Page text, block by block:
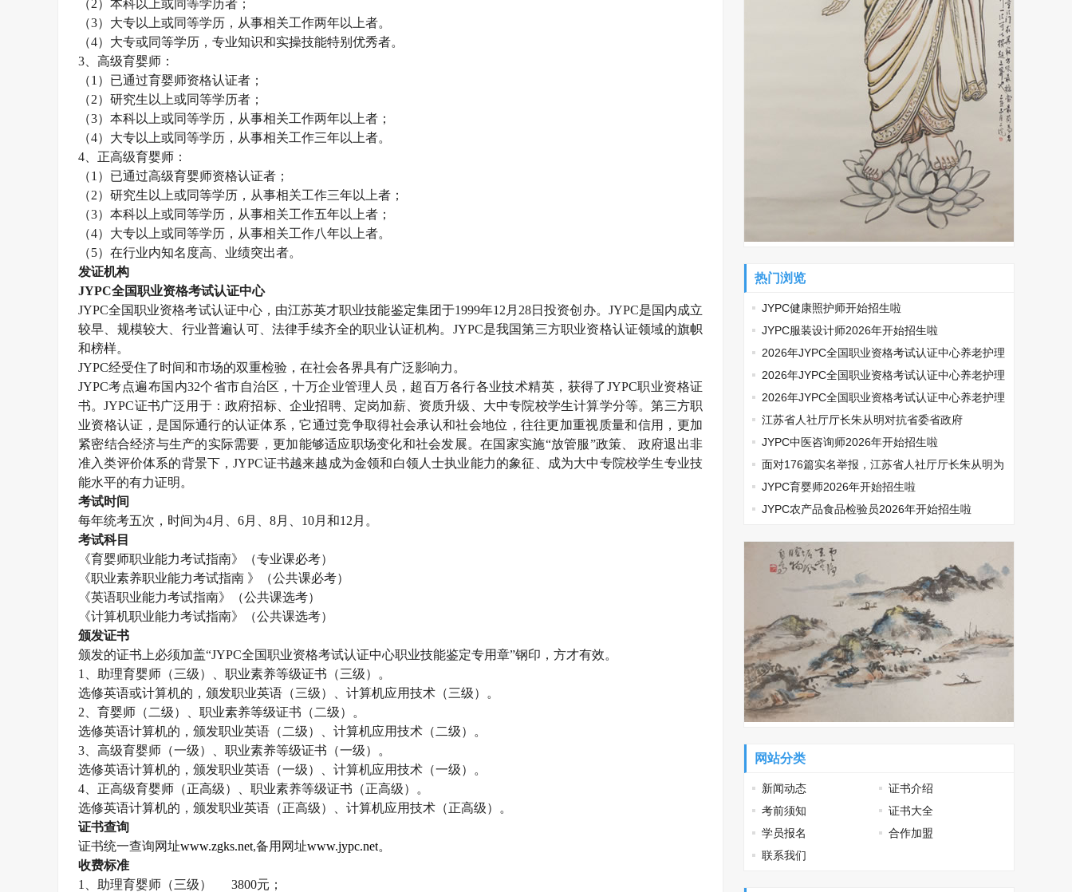
（ 2 ）本科以上或同等学历者；
（3）大专以上或同等学历，从事相关工作两年以上者。
（4）大专或同等学历，专业知识和实操技能特别优秀者。
3 、高级育婴师：
（1 ）已通过育婴师资格认证者；
（2）研究生以上或同等学历者；
（3）本科以上或同等学历，从事相关工作两年以上者；
（4）大专以上或同等学历，从事相关工作三年以上者。
4 、正高级育婴师：
（1 ）已通过高级育婴师资格认证者；
（2）研究生以上或同等学历，从事相关工作三年以上者；
（3）本科以上或同等学历，从事相关工作五年以上者；
（4）大专以上或同等学历，从事相关工作八年以上者。
（5）在行业内知名度高、业绩突出者。
发证机构
JYPC全国职业资格考试认证中心
JYPC全国职业资格考试认证中心，由江苏英才职业技能鉴定集团于1999年12 月 28日投资创办。 JYPC是国内成立
较早、规模较大、行业普遍认可、法律手续齐全的职业认证机构。 JYPC是我国第三方职业资格认证领域的旗帜
和榜样。
JYPC经受住了时间和市场的双重检验，在社会各界具有广泛影响力。
JYPC考点遍布国内32个省市自治区，十万企业管理人员，超百万各行各业技术精英，获得了JYPC职业资格证
书。JYPC证书广泛用于：政府招标、企业招聘、定岗加薪、资质升级、大中专院校学生计算学分等。第三方职
业资格认证，是国际通行的认证体系，它通过竞争取得社会承认和社会地位，往往更加重视质量和信用，更加
紧密结合经济与生产的实际需要，更加能够适应职场变化和社会发展。在国家实施“放管服”政策、 政府退出非
准入类评价体系的背景下，JYPC证书越来越成为金领和白领人士执业能力的象征、成为大中专院校学生专业技
能水平的有力证明。
考试时间
每年统考五次，时间为4月、 6月、 8月、 10月和12 月。
考试科目
《育婴师职业能力考试指南》（专业课必考）
《职业素养职业能力考试指南 》（公共课必考）
《英语职业能力考试指南》（公共课选考）
《计算机职业能力考试指南》（公共课选考）
颁发证书
颁发的证书上必须加盖“JYPC全国职业资格考试认证中心职业技能鉴定专用章”钢印，方才有效。
1
、助理育婴师（三级）、职业素养等级证书（三级）。
选修英语或计算机的，颁发职业英语（三级）、计算机应用技术（三级）。
2 、育婴师（二级）、职业素养等级证书（二级）。
选修英语计算机的，颁发职业英语（二级）、计算机应用技术（二级）。
3 、高级育婴师（一级）、职业素养等级证书（一级）。
选修英语计算机的，颁发职业英语（一级）、计算机应用技术（一级）。
4 、正高级育婴师（正高级）、职业素养等级证书（正高级）。
选修英语计算机的，颁发职业英语（正高级）、计算机应用技术（正高级）。
证书查询
证书统一查询网址www.zgks.net,备用网址www.jypc.net。
收费标准
1
、助理育婴师（三级） 3800元；
热门浏览
JYPC健康照护师开始招生啦
JYPC服装设计师2026年开始招生啦
2026年JYPC全国职业资格考试认证中心养老护理
师开始报名啦
2026年JYPC全国职业资格考试认证中心养老护理
师开始报名啦
2026年JYPC全国职业资格考试认证中心养老护理
师开始报名啦
江苏省人社厅厅长朱从明对抗省委省政府
JYPC中医咨询师2026年开始招生啦
面对176篇实名举报，江苏省人社厅厅长朱从明为
何选择沉默
JYPC育婴师2026年开始招生啦
JYPC农产品食品检验员2026年开始招生啦
网站分类
新闻动态
证书介绍
考前须知
证书大全
学员报名
合作加盟
联系我们